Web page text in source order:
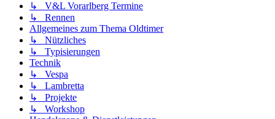
↳ V&L Vorarlberg Termine
↳ Rennen
Allgemeines zum Thema Oldtimer
↳ Nützliches
↳ Typisierungen
Technik
↳ Vespa
↳ Lambretta
↳ Projekte
↳ Workshop